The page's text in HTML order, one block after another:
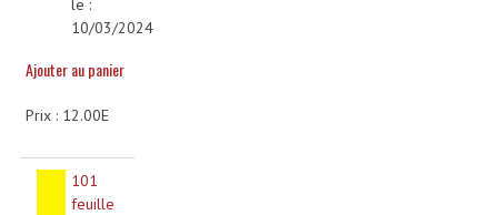
le :
10/03/2024
Ajouter au panier
Prix : 12.00E
101
feuille